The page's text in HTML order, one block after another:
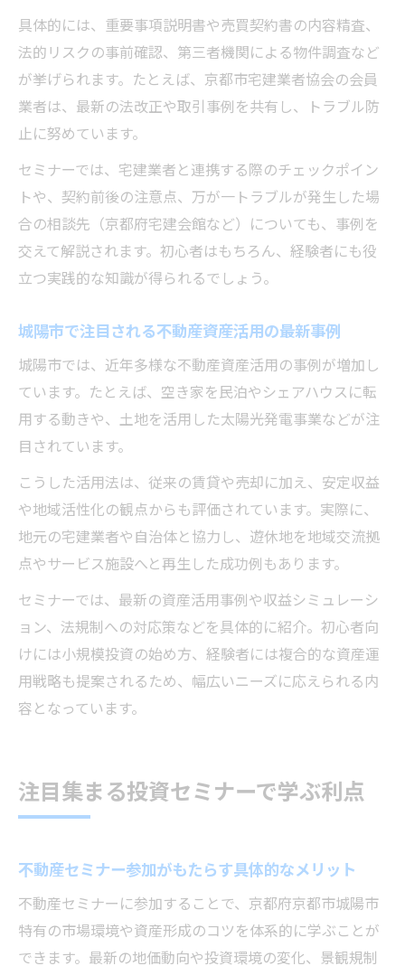
具体的には、重要事項説明書や売買契約書の内容精査、
法的リスクの事前確認、第三者機関による物件調査など
が挙げられます。たとえば、京都市宅建業者協会の会員
業者は、最新の法改正や取引事例を共有し、トラブル防
止に努めています。
セミナーでは、宅建業者と連携する際のチェックポイン
トや、契約前後の注意点、万が一トラブルが発生した場
合の相談先（京都府宅建会館など）についても、事例を
交えて解説されます。初心者はもちろん、経験者にも役
立つ実践的な知識が得られるでしょう。
城陽市で注目される不動産資産活用の最新事例
城陽市では、近年多様な不動産資産活用の事例が増加し
ています。たとえば、空き家を民泊やシェアハウスに転
用する動きや、土地を活用した太陽光発電事業などが注
目されています。
こうした活用法は、従来の賃貸や売却に加え、安定収益
や地域活性化の観点からも評価されています。実際に、
地元の宅建業者や自治体と協力し、遊休地を地域交流拠
点やサービス施設へと再生した成功例もあります。
セミナーでは、最新の資産活用事例や収益シミュレーシ
ョン、法規制への対応策などを具体的に紹介。初心者向
けには小規模投資の始め方、経験者には複合的な資産運
用戦略も提案されるため、幅広いニーズに応えられる内
容となっています。
注目集まる投資セミナーで学ぶ利点
不動産セミナー参加がもたらす具体的なメリット
不動産セミナーに参加することで、京都府京都市城陽市
特有の市場環境や資産形成のコツを体系的に学ぶことが
できます。最新の地価動向や投資環境の変化、景観規制